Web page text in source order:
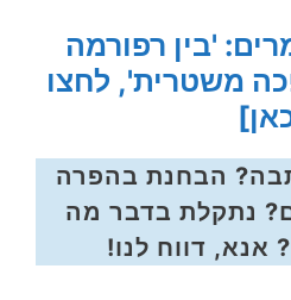
'בין רפורמה
משטרית', לחצו
הבחנת בהפרה
נתקלת בדבר מה
אנא, דווח לנו!